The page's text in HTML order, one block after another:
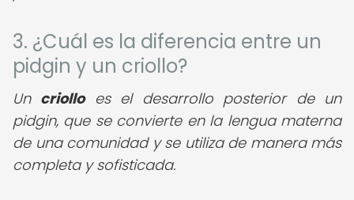
3. ¿Cuál es la diferencia entre un
pidgin y un criollo?
Un criolloes el desarrollo posterior de un
pidgin, que se convierte en la lengua materna
de una comunidad y se utiliza de manera más
completa y sofisticada.